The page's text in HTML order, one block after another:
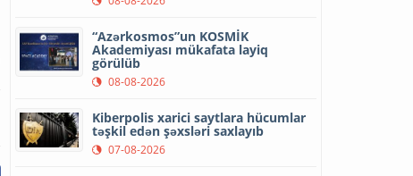
“Azərkosmos”un KOSMİK
Akademiyası mükafata layiq
görülüb
08-08-2026
Kiberpolis xarici saytlara hücumlar
təşkil edən şəxsləri saxlayıb
07-08-2026